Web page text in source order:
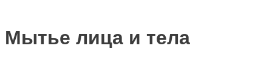
Мытье лица и тела